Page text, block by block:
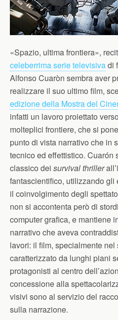
«Spazio, ultima frontiera»,
celeberrima serie televisivadi
Alfonso Cuaròn sembra aver
realizzare il suo ultimo film,
edizione della Mostra del
infatti un lavoro proiettato
molteplici frontiere, che si
punto di vista narrativo che in
tecnico ed effettistico. Cuarón
classico dei survival thriller
fantascientifico, utilizzando
il coinvolgimento degli
non si accontenta però di
computer grafica, e mantiene
narrativo che aveva
lavori: il film, specialmente nel
caratterizzato da lunghi piani
protagonisti al centro
concessione alla
visivi sono al servizio del
sulla narrazione.